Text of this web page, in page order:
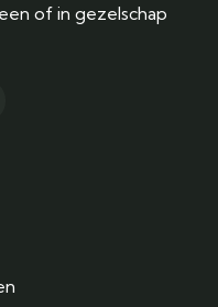
of in gezelschap